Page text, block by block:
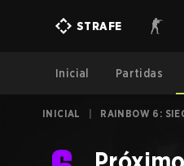
STRAFE
Inicial Partidas
INICIAL RAINBOW 6: